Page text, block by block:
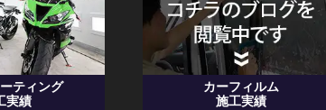
ティング
実績
カーフィルム
施工実績